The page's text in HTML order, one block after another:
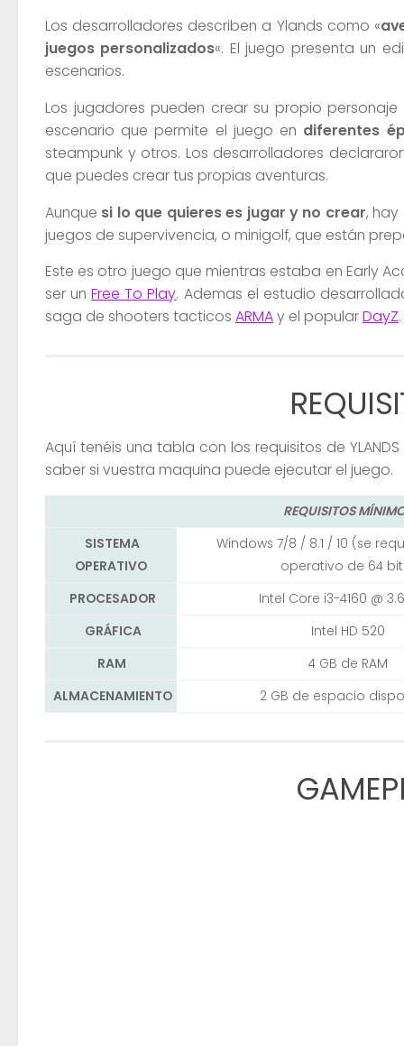
Los desarrolladores describen a Ylands como «
juegos personalizados«. El juego presenta un
escenarios.
Los jugadores pueden crear su propio
escenario que permite el juego en diferentes
steampunk y otros. Los desarrolladores
que puedes crear tus propias aventuras.
Aunque si lo que quieres es jugar y no crear,
juegos de supervivencia, o minigolf, que están
Este es otro juego que mientras estaba en Early
ser unFree To Play. Ademas el estudio
saga de shooters tacticos ARMAy el popularDayZ.
Aquí tenéis una tabla con los requisitos de
saber si vuestra maquina puede ejecutar el juego.
REQUISITOS
SISTEMA
OPERATIVO
Windows 7/8 / 8.1 / 10 (se
operativo de 64
PROCESADOR
Intel Core i3-4160 @
GRÁFICA
Intel HD 520
RAM
4 GB de RAM
ALMACENAMIENTO
2 GB de espacio